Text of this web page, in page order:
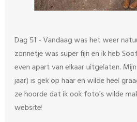
Dag 51 - Vandaag was het weer
zonnetje was super fijn en ik heb
even apart van elkaar uitgelaten.
jaar) is gek op haar en wilde heel
ze hoorde dat ik ook foto's wilde
website!